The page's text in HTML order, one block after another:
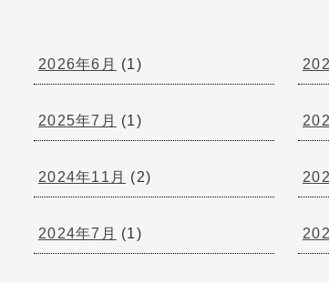
2026年6月 (1)
2025年7月 (1)
2024年11月 (2)
2024年7月 (1)